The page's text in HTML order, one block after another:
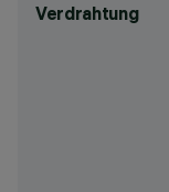
Verdrahtung